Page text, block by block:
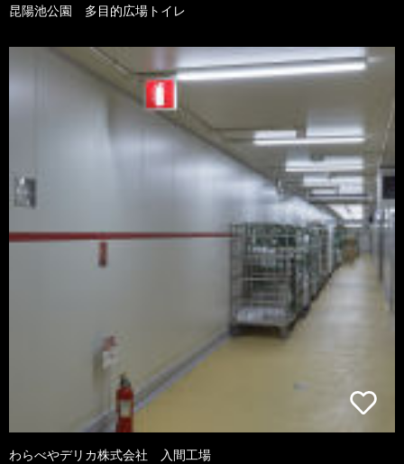
昆陽池公園 多目的広場トイレ
わらべやデリカ株式会社 入間工場